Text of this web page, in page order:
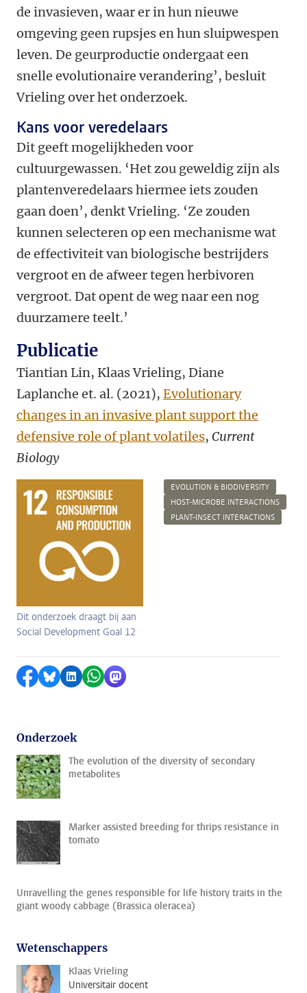
de invasieven, waar er in hun nieuwe
omgeving geen rupsjes en hun sluipwespen
leven. De geurproductie ondergaat een
snelle evolutionaire verandering’, besluit
Vrieling over het onderzoek.
Kans voor veredelaars
Dit geeft mogelijkheden voor
cultuurgewassen. ‘Het zou geweldig zijn als
plantenveredelaars hiermee iets zouden
gaan doen’, denkt Vrieling. ‘Ze zouden
kunnen selecteren op een mechanisme wat
de effectiviteit van biologische bestrijders
vergroot en de afweer tegen herbivoren
vergroot. Dat opent de weg naar een nog
duurzamere teelt.’
Publicatie
Tiantian Lin, Klaas Vrieling, Diane
Laplanche et. al. (2021), Evolutionary
changes in an invasive plant support the
defensive role of plant volatiles, Current
Biology
Dit onderzoek draagt bij aan
Social Development Goal 12
EVOLUTION & BIODIVERSITY
HOST-MICROBE INTERACTIONS
PLANT-INSECT INTERACTIONS
Delen op Facebook
Delen via Bluesky
Delen op LinkedIn
Delen via WhatsApp
Delen via Mastodon
Onderzoek
The evolution of the diversity of secondary
metabolites
Marker assisted breeding for thrips resistance in
tomato
Unravelling the genes responsible for life history traits in the
giant woody cabbage (Brassica oleracea)
Wetenschappers
Klaas Vrieling
Universitair docent